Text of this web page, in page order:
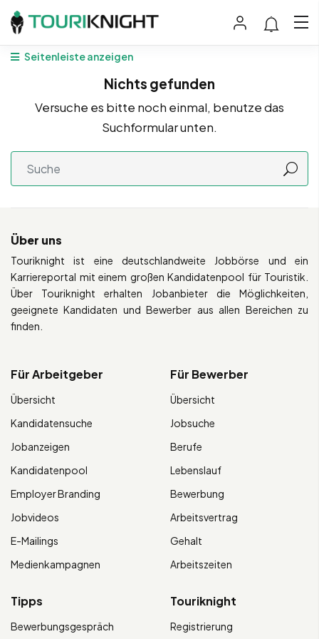
Seitenleiste anzeigen
Nichts gefunden
Versuche es bitte noch einmal, benutze das
Suchformular unten.
Über uns
Touriknight ist eine deutschlandweite Jobbörse und ein
Karriereportal mit einem großen Kandidatenpool für Touristik.
Über Touriknight erhalten Jobanbieter die Möglichkeiten,
geeignete Kandidaten und Bewerber aus allen Bereichen zu
finden.
Für Arbeitgeber
Übersicht
Kandidatensuche
Jobanzeigen
Kandidatenpool
Employer Branding
Jobvideos
E-Mailings
Medienkampagnen
Für Bewerber
Übersicht
Jobsuche
Berufe
Lebenslauf
Bewerbung
Arbeitsvertrag
Gehalt
Arbeitszeiten
Tipps
Bewerbungsgespräch
Touriknight
Registrierung